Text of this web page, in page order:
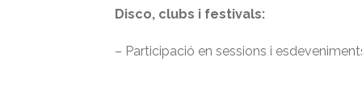
Disco, clubs i festivals:
– Participació en sessions i